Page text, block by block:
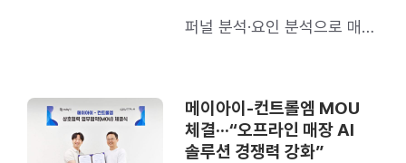
퍼널 분석·요인 분석으로 매출
메이아이-컨트롤엠 MOU
체결···“오프라인 매장 AI
솔루션 경쟁력 강화”